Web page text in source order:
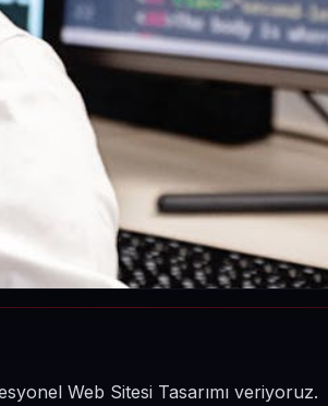
Web Sitesi Tasarımı veriyoruz.